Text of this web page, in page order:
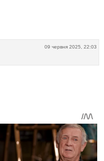
09 червня 2025, 22:03